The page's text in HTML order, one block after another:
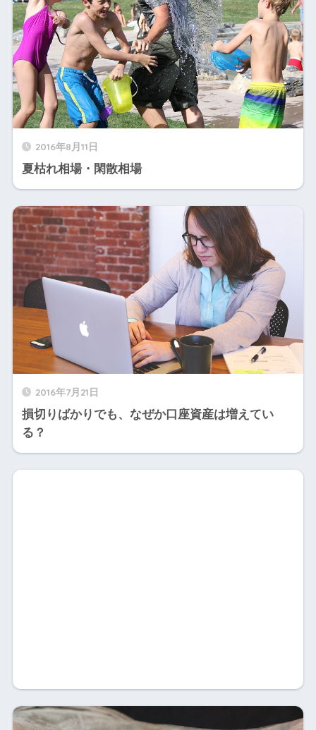
2016年8月11日
夏枯れ相場・閑散相場
2016年7月21日
損切りばかりでも、なぜか口座資産は増えてい
る？